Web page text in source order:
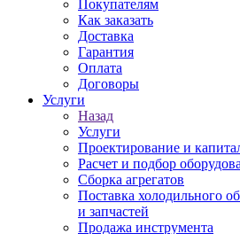
Покупателям
Как заказать
Доставка
Гарантия
Оплата
Договоры
Услуги
Назад
Услуги
Проектирование и
Расчет и подбор
Сборка агрегатов
Поставка холодильного
и запчастей
Продажа инструмента